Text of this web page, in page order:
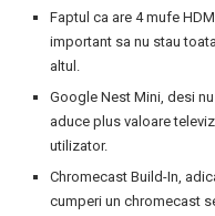
Faptul ca are 4 mufe
important sa nu stau
altul.
Google Nest Mini, desi
aduce plus valoare
utilizator.
Chromecast Build-In,
cumperi un chromecast